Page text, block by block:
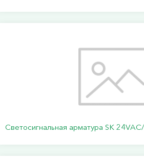
Светосигнальная арматура SK